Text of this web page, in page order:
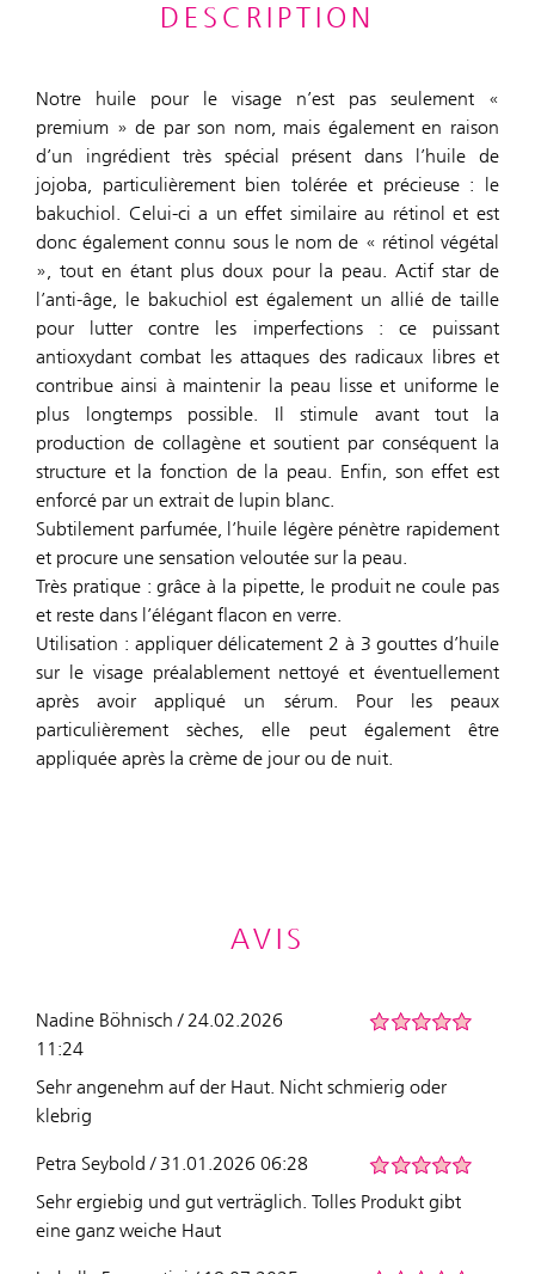
DESCRIPTION
Notre huile pour le visage n’est pas seulement «
premium » de par son nom, mais également en raison
d’un ingrédient très spécial présent dans l’huile de
jojoba, particulièrement bien tolérée et précieuse : le
bakuchiol. Celui-ci a un effet similaire au rétinol et est
donc également connu sous le nom de « rétinol végétal
», tout en étant plus doux pour la peau. Actif star de
l’anti-âge, le bakuchiol est également un allié de taille
pour lutter contre les imperfections : ce puissant
antioxydant combat les attaques des radicaux libres et
contribue ainsi à maintenir la peau lisse et uniforme le
plus longtemps possible. Il stimule avant tout la
production de collagène et soutient par conséquent la
structure et la fonction de la peau. Enfin, son effet est
enforcé par un extrait de lupin blanc.
Subtilement parfumée, l’huile légère pénètre rapidement
et procure une sensation veloutée sur la peau.
Très pratique : grâce à la pipette, le produit ne coule pas
et reste dans l’élégant flacon en verre.
Utilisation : appliquer délicatement 2 à 3 gouttes d’huile
sur le visage préalablement nettoyé et éventuellement
après avoir appliqué un sérum. Pour les peaux
particulièrement sèches, elle peut également être
appliquée après la crème de jour ou de nuit.
AVIS
Nadine Böhnisch / 24.02.2026
11:24
Sehr angenehm auf der Haut. Nicht schmierig oder
klebrig
Petra Seybold / 31.01.2026 06:28
Sehr ergiebig und gut verträglich. Tolles Produkt gibt
eine ganz weiche Haut